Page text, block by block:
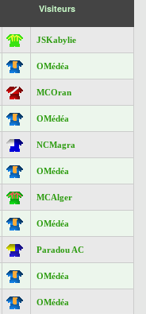
Visiteurs
JSKabylie
OMédéa
MCOran
OMédéa
NCMagra
OMédéa
MCAlger
OMédéa
Paradou AC
OMédéa
OMédéa